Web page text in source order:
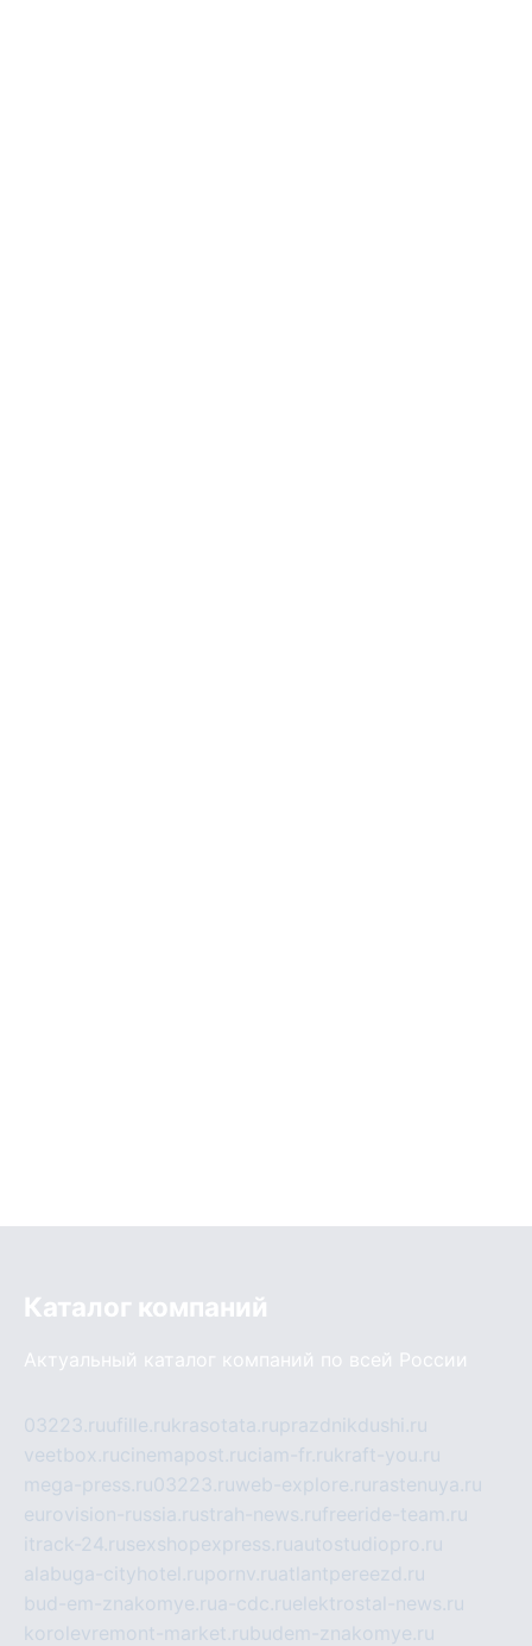
Каталог компаний
Актуальный каталог компаний по всей России
03223.ruufille.rukrasotata.ruprazdnikdushi.ru
veetbox.rucinemapost.ruciam-fr.rukraft-you.ru
mega-press.ru03223.ruweb-explore.ru rastenuya.ru
eurovision-russia.rustrah-news.rufreeride-team.ru
itrack-24.rusexshopexpress.ruautostudiopro.ru
alabuga-cityhotel.rupornv.ruatlantpereezd.ru
bud-em-znakomye.rua-cdc.ruelektrostal-news.ru
korolevremont-market.rubudem-znakomye.ru